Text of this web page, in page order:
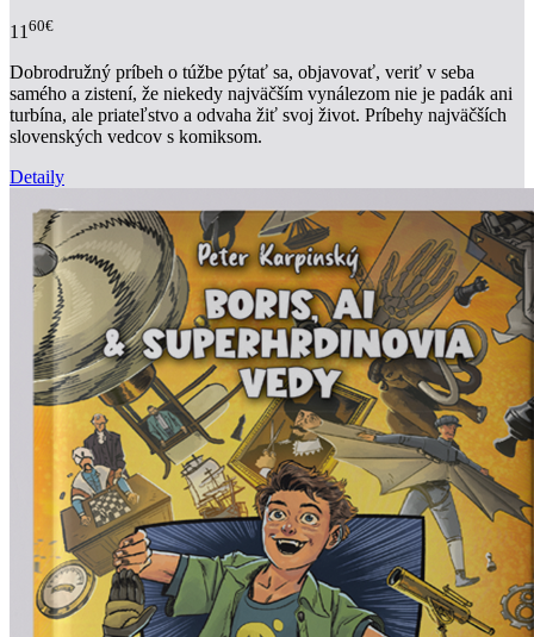
11 60€
Dobrodružný príbeh o túžbe pýtať sa, objavovať, veriť v seba
samého a zistení, že niekedy najväčším vynálezom nie je padák ani
turbína, ale priateľstvo a odvaha žiť svoj život. Príbehy najväčších
slovenských vedcov s komiksom.
Detaily